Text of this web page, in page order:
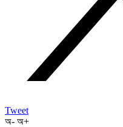
Tweet
অ- অ+